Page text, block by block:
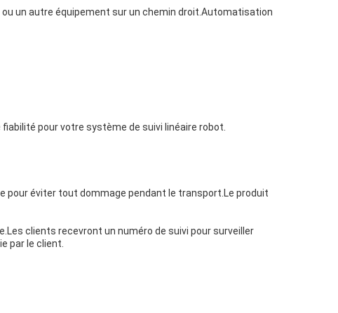
un autre équipement sur un chemin droit.Automatisation
pour votre système de suivi linéaire robot.
pour éviter tout dommage pendant le transport.Le produit
clients recevront un numéro de suivi pour surveiller
par le client.